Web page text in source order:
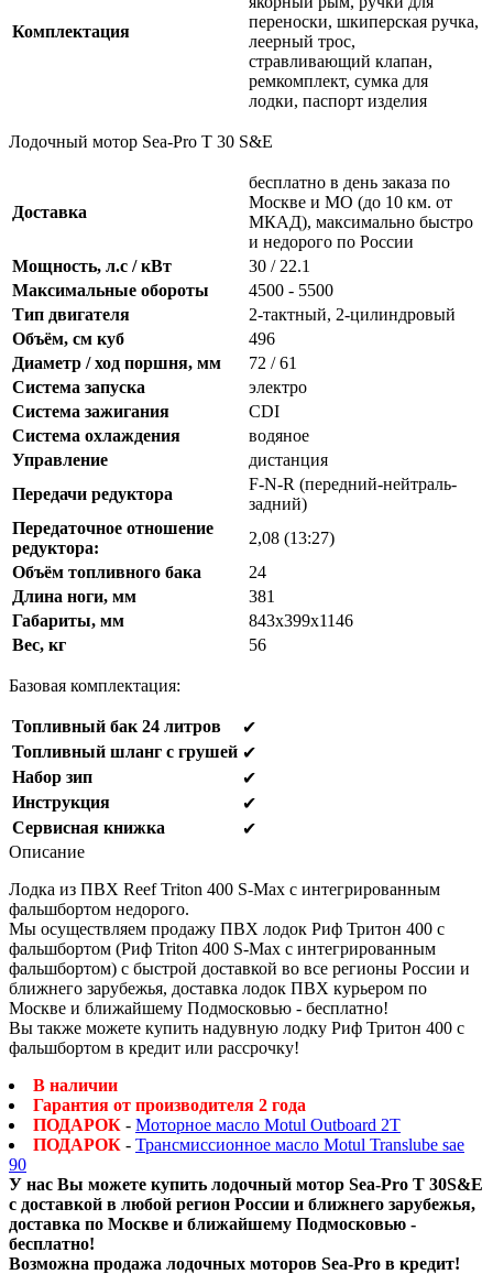
Комплектация
переноски, шкиперская ручка,
леерный трос,
стравливающий клапан,
ремкомплект, сумка для
лодки, паспорт изделия
Лодочный мотор Sea-Pro T 30 S&E
Доставка
бесплатно в день заказа по
Москве и МО (до 10 км. от
МКАД), максимально быстро
и недорого по России
Мощность, л.с / кВт
30 / 22.1
Максимальные обороты
4500 - 5500
Тип двигателя
2-тактный, 2-цилиндровый
Объём, см куб
496
Диаметр / ход поршня, мм
72 / 61
Система запуска
электро
Система зажигания
CDI
Система охлаждения
водяное
Управление
дистанция
Передачи редуктора
F-N-R (передний-нейтраль-
задний)
Передаточное отношение
редуктора:
2,08 (13:27)
Объём топливного бака
24
Длина ноги, мм
381
Габариты, мм
843x399x1146
Вес, кг
56
Базовая комплектация:
Топливный бак 24 литров
✔
Топливный шланг с грушей ✔
Набор зип
✔
Инструкция
✔
Сервисная книжка
✔
Описание
Лодка из ПВХ Reef Triton 400 S-Max с интегрированным
фальшбортом недорого.
Мы осуществляем продажу ПВХ лодок Риф Тритон 400 с
фальшбортом (Риф Triton 400 S-Max с интегрированным
фальшбортом) с быстрой доставкой во все регионы России и
ближнего зарубежья, доставка лодок ПВХ курьером по
Москве и ближайшему Подмосковью - бесплатно!
Вы также можете купить надувную лодку Риф Тритон 400 с
фальшбортом в кредит или рассрочку!
В наличии
Гарантия от производителя 2 года
ПОДАРОК - Моторное масло Motul Outboard 2T
ПОДАРОК - Трансмиссионное масло Motul Translube sae
90
У нас Вы можете купить лодочный мотор Sea-Pro T 30S&E
с доставкой в любой регион России и ближнего зарубежья,
доставка по Москве и ближайшему Подмосковью -
бесплатно!
Возможна продажа лодочных моторов Sea-Pro в кредит!